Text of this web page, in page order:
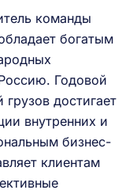
команды
богатым
Годовой
достигает
внутренних и
бизнес-
клиентам